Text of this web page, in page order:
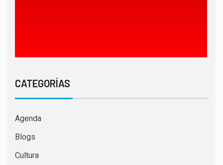
CATEGORÍAS
Agenda
Blogs
Cultura